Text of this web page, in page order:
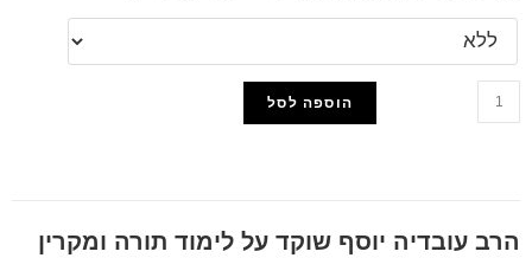
הוספה לסל
הרב עובדיה יוסף שוקד על לימוד תורה ומקרין